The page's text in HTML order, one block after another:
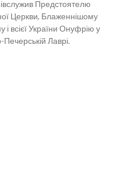
Предстоятелю
Церкви, Блаженнішому
всієї України Онуфрію у
Лаврі.